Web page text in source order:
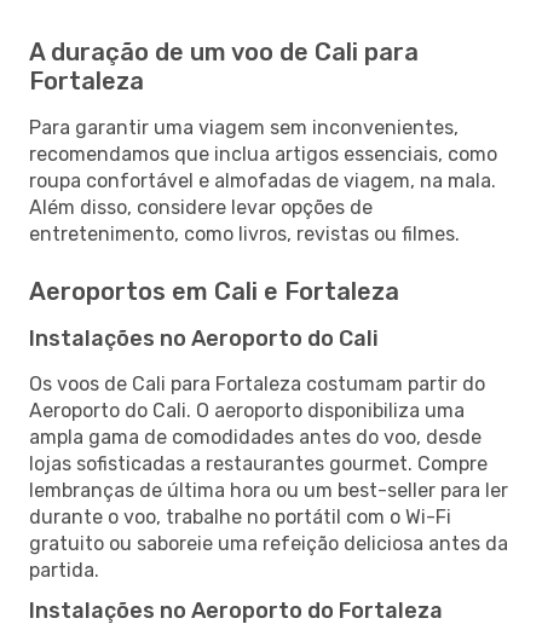
A duração de um voo de Cali para
Fortaleza
Para garantir uma viagem sem inconvenientes,
recomendamos que inclua artigos essenciais, como
roupa confortável e almofadas de viagem, na mala.
Além disso, considere levar opções de
entretenimento, como livros, revistas ou filmes.
Aeroportos em Cali e Fortaleza
Instalações no Aeroporto do Cali
Os voos de Cali para Fortaleza costumam partir do
Aeroporto do Cali. O aeroporto disponibiliza uma
ampla gama de comodidades antes do voo, desde
lojas sofisticadas a restaurantes gourmet. Compre
lembranças de última hora ou um best-seller para ler
durante o voo, trabalhe no portátil com o Wi-Fi
gratuito ou saboreie uma refeição deliciosa antes da
partida.
Instalações no Aeroporto do Fortaleza